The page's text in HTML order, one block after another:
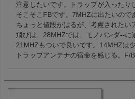
注意したいです。トラップが入ったり
そこそこFBです。7MHZに出たいので
ちょっと値段がはるが、考慮されたい
飛びは、28MHZでは、モノバンダ--に
21MHZもついで良いです。14MHZは
トラップアンテナの宿命を感じる。F/